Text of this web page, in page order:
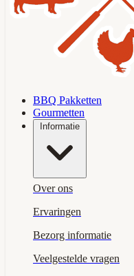
BBQ Pakketten
Gourmetten
Informatie
Over ons
Ervaringen
Bezorg informatie
Veelgestelde vragen